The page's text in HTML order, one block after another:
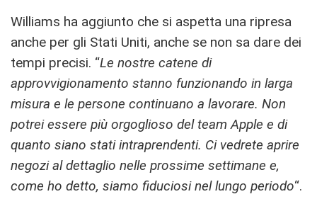
Williams ha aggiunto che si aspetta una ripresa
anche per gli Stati Uniti, anche se non sa dare dei
tempi precisi. “Le nostre catene di
approvvigionamento stanno funzionando in larga
misura e le persone continuano a lavorare. Non
potrei essere più orgoglioso del team Apple e di
quanto siano stati intraprendenti. Ci vedrete aprire
negozi al dettaglio nelle prossime settimane e,
come ho detto, siamo fiduciosi nel lungo periodo“.